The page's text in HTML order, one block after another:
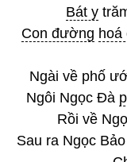
Bát y
Con đường hoá
Ngài về phố
Ngôi Ngọc Đà
Rồi về
Sau ra Ngọc